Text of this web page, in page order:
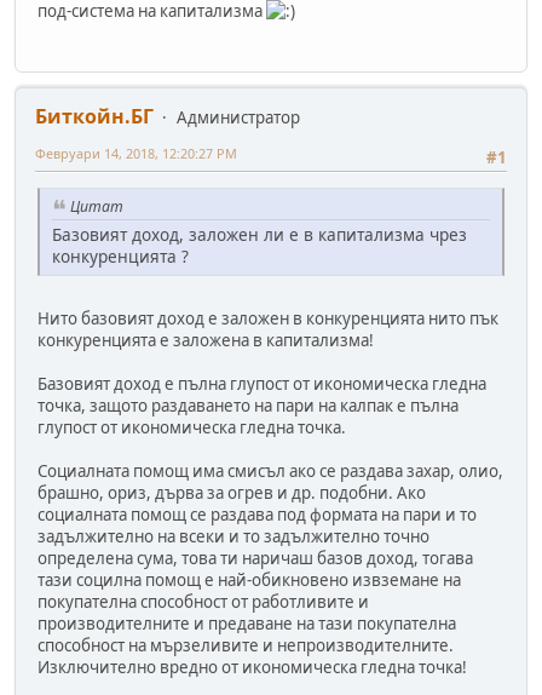
под-система на капитализма
Биткойн.БГ
Администратор
#1
Февруари 14, 2018, 12:20:27 PM
Цитат
Базовият доход, заложен ли е в капитализма чрез
конкуренцията ?
Нито базовият доход е заложен в конкуренцията нито пък
конкуренцията е заложена в капитализма!
Базовият доход е пълна глупост от икономическа гледна
точка, защото раздаването на пари на калпак е пълна
глупост от икономическа гледна точка.
Социалната помощ има смисъл ако се раздава захар, олио,
брашно, ориз, дърва за огрев и др. подобни. Ако
социалната помощ се раздава под формата на пари и то
задължително на всеки и то задължително точно
определена сума, това ти наричаш базов доход, тогава
тази социлна помощ е най-обикновено извземане на
покупателна способност от работливите и
производителните и предаване на тази покупателна
способност на мързеливите и непроизводителните.
Изключително вредно от икономическа гледна точка!